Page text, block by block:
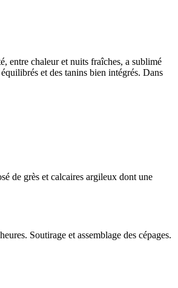
entre chaleur et nuits fraîches, a sublimé
et des tanins bien intégrés. Dans
de grès et calcaires argileux dont une
Soutirage et assemblage des cépages.